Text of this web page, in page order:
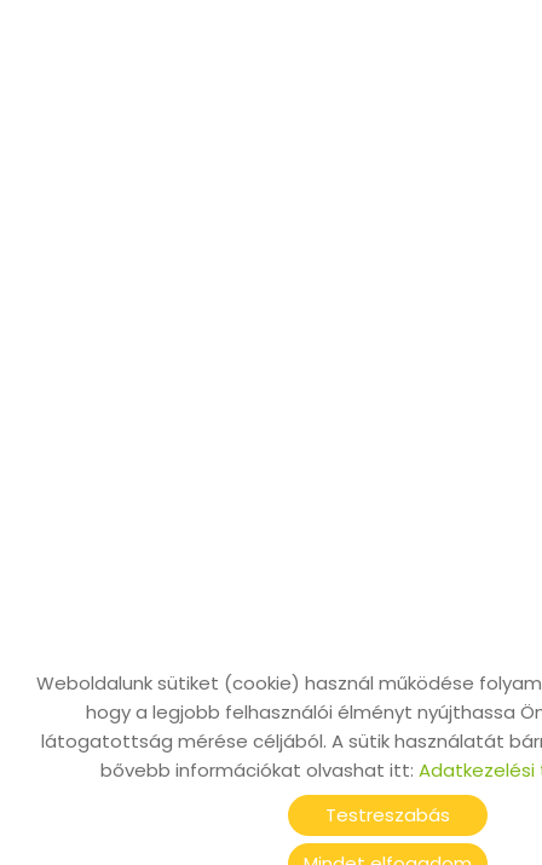
Testreszabás
Weboldalunk sütiket (cookie) használ működése
hogy a legjobb felhasználói élményt nyújthassa
látogatottság mérése céljából. A sütik használatát
bővebb információkat olvashat itt: